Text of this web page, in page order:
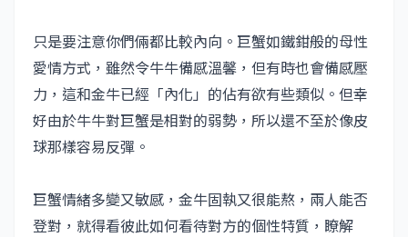
只是要注意你們倆都比較內向。 巨蟹如鐵鉗般的母性
愛情方式，雖然令牛牛備感溫馨，但有時也會備感壓
力，這和金牛已經「內化」的佔有欲有些類似。 但幸
好由於牛牛對巨蟹是相對的弱勢，所以還不至於像皮
球那樣容易反彈。
巨蟹情緒多變又敏感，金牛固執又很能熬，兩人能否
登對，就得看彼此如何看待對方的個性特質，瞭解